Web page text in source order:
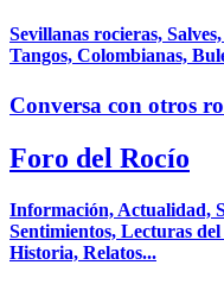
Sevillanas rocieras,
Tangos, Colombianas,
Conversa con otros
Foro del Rocío
Información, Actualidad,
Sentimientos, Lecturas
Historia, Relatos...